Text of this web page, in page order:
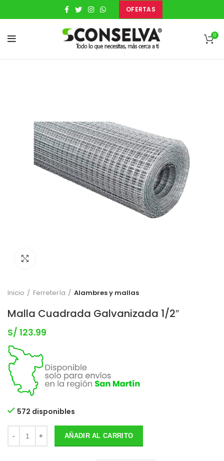
OFERTAS
0
Inicio Ferretería Alambres y mallas
Malla Cuadrada Galvanizada 1/2″
S/ 123.99
572 disponibles
AÑADIR AL CARRITO